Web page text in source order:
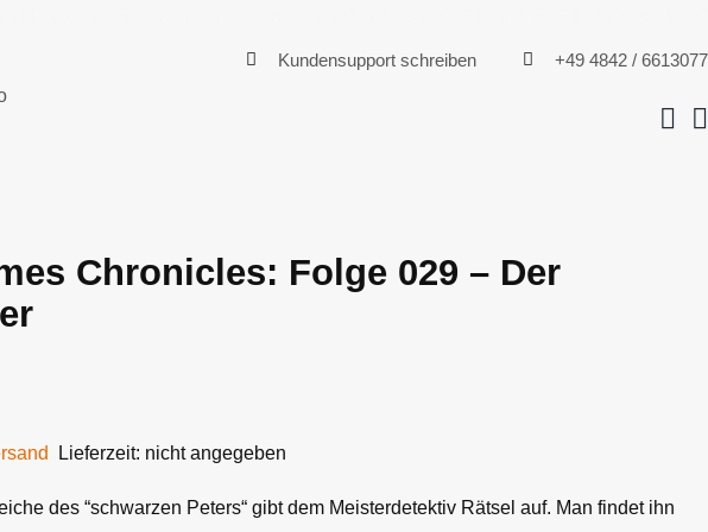
Kundensupport schreiben +49 4842 / 6613077
Chronicles: Folge 029 – Der
Lieferzeit: nicht angegeben
des “schwarzen Peters“ gibt dem Meisterdetektiv Rätsel auf. Man findet ihn